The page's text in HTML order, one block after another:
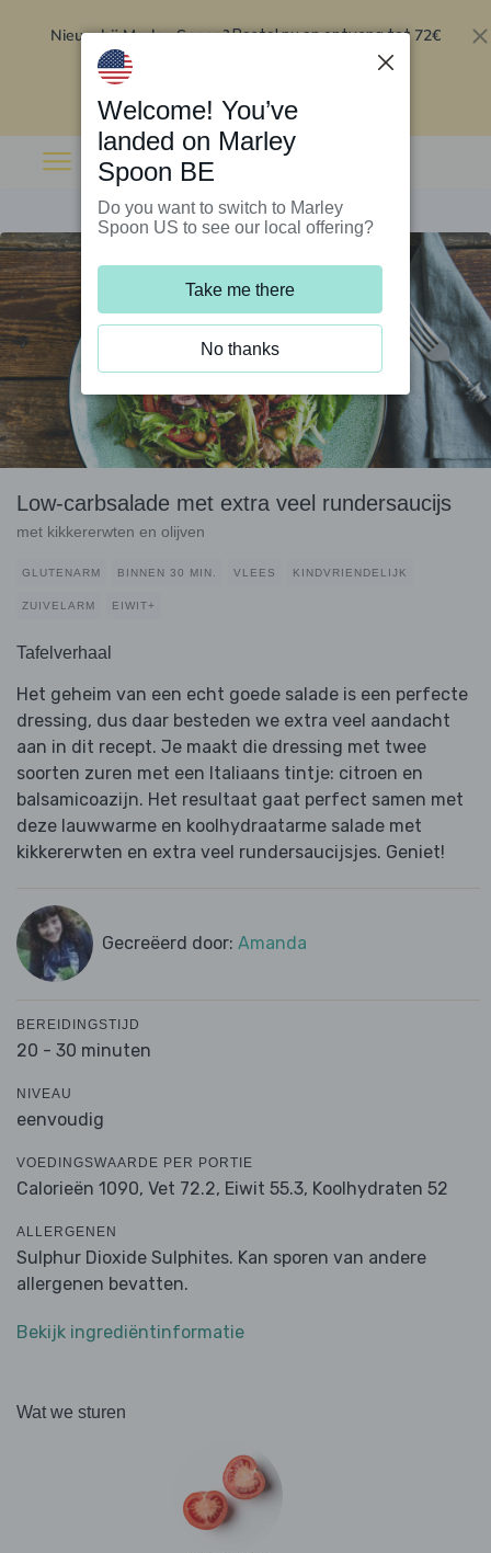
Nieuw bij Marley Spoon?Bestel nu en ontvang tot 72€
Low-carbsalade met extra veel rundersaucijs
met kikkererwten en olijven
GLUTENARM BINNEN 30 MIN. VLEES KINDVRIENDELIJK
ZUIVELARM EIWIT+
Tafelverhaal
Het geheim van een echt goede salade is een perfecte
dressing, dus daar besteden we extra veel aandacht
aan in dit recept. Je maakt die dressing met twee
soorten zuren met een Italiaans tintje: citroen en
balsamicoazijn. Het resultaat gaat perfect samen met
deze lauwwarme en koolhydraatarme salade met
kikkererwten en extra veel rundersaucijsjes. Geniet!
Gecreëerd door: Amanda
BEREIDINGSTIJD
20 - 30 minuten
NIVEAU
eenvoudig
VOEDINGSWAARDE PER PORTIE
Calorieën 1090, Vet 72.2, Eiwit 55.3, Koolhydraten 52
ALLERGENEN
Sulphur Dioxide Sulphites. Kan sporen van andere
allergenen bevatten.
Bekijk ingrediëntinformatie
Wat we sturen
Welcome! You’ve
landed on Marley
Spoon BE
Do you want to switch to Marley
Spoon US to see our local offering?
Take me there
No thanks